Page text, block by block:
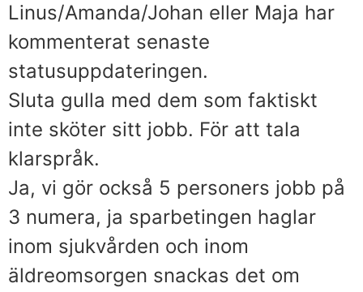
Linus/Amanda/Johan eller Maja har
kommenterat senaste
statusuppdateringen.
Sluta gulla med dem som faktiskt
inte sköter sitt jobb. För att tala
klarspråk.
Ja, vi gör också 5 personers jobb på
3 numera, ja sparbetingen haglar
inom sjukvården och inom
äldreomsorgen snackas det om